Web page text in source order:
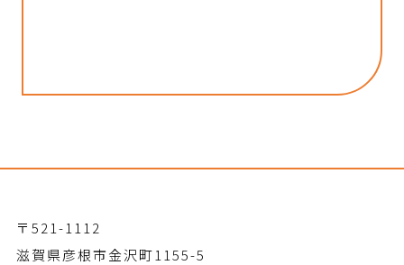
〒521-1112
滋賀県彦根市金沢町1155-5